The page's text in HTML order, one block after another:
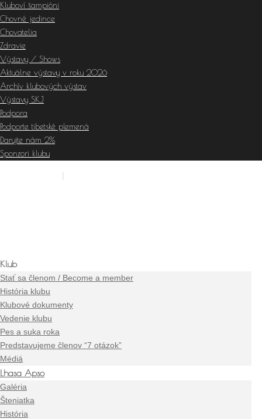
Kluboví šampióni
Chovné jedince
Chovatelia
Zdravie
Výstavy / Shows
Aktuálne výstavy v roku 2026
Archív klubových výstav
Výstavy SKJ
Podpora
Podporte tibetské plemená
Darujte nám 2%
Sponzori klubu
|
Klub
Stať sa členom / Become a member
História klubu
Klubové dokumenty
Vedenie klubu
Pes a suka roka
Predstavujeme členov “7 otázok”
Médiá
Lhasa Apso
Galéria
Šteniatka
História